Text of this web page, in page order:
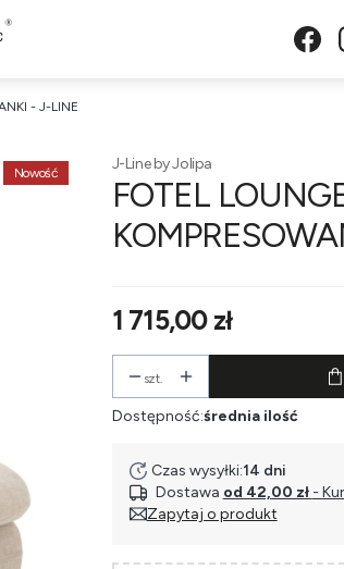
- J-LINE
Nowość J-Line by Jolipa
FOTEL
Cena
1 715,00 zł
szt.
Dostępność:średnia ilość
Czas wysyłki:14 dni
Dostawa od 42,00 zł -
Zapytaj o produkt